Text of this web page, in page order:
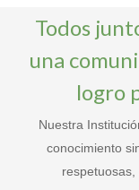
Todos
una
logro
Nuestra
conocimiento
respetuosas,